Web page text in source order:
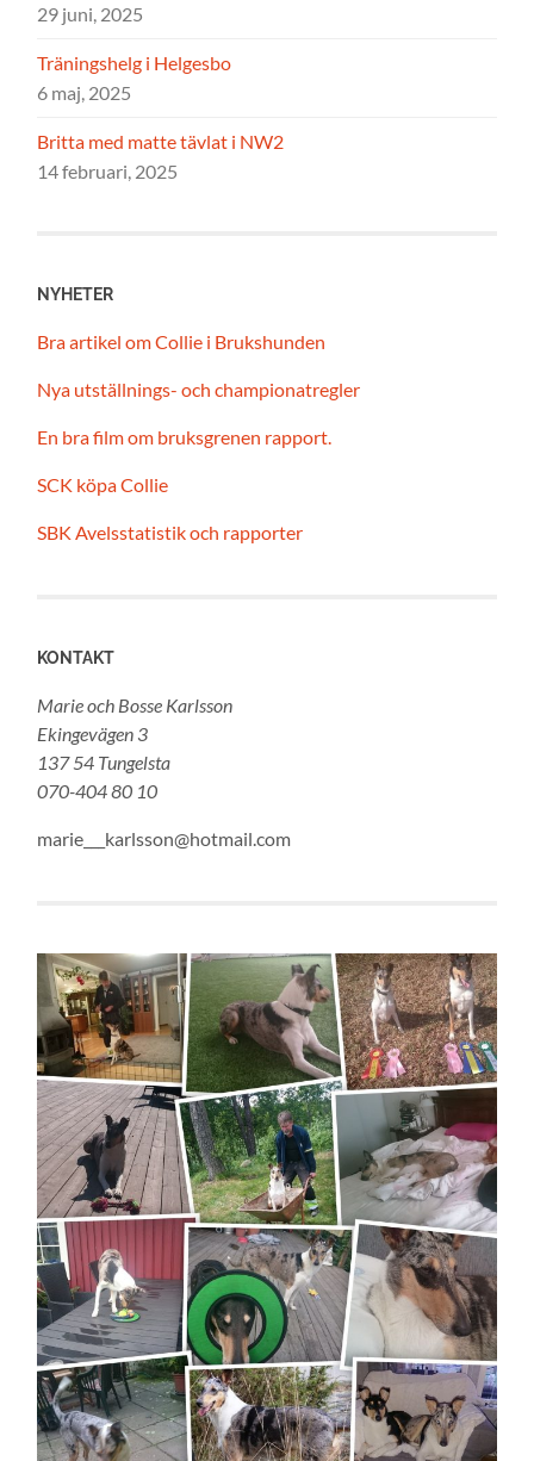
29 juni, 2025
Träningshelg i Helgesbo
6 maj, 2025
Britta med matte tävlat i NW2
14 februari, 2025
NYHETER
Bra artikel om Collie i Brukshunden
Nya utställnings- och championatregler
En bra film om bruksgrenen rapport.
SCK köpa Collie
SBK Avelsstatistik och rapporter
KONTAKT
Marie och Bosse Karlsson
Ekingevägen 3
137 54 Tungelsta
070-404 80 10
marie___karlsson@hotmail.com